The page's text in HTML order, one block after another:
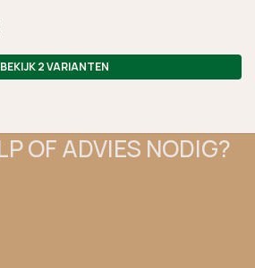
BEKIJK 2 VARIANTEN
OF ADVIES NODIG?